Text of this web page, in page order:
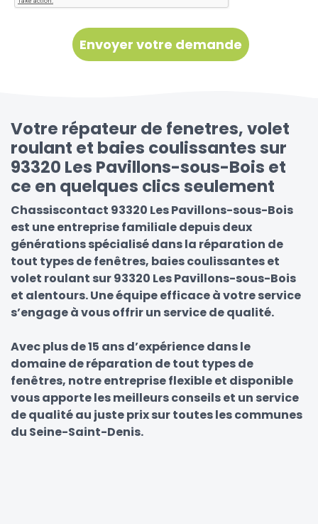
Votre répateur de fenetres, volet
roulant et baies coulissantes sur
93320 Les Pavillons-sous-Bois et
ce en quelques clics seulement
Chassiscontact 93320 Les Pavillons-sous-Bois
est une entreprise familiale depuis deux
générations spécialisé dans la réparation de
tout types de fenêtres, baies coulissantes et
volet roulant sur 93320 Les Pavillons-sous-Bois
et alentours. Une équipe efficace à votre service
s’engage à vous offrir un service de qualité.
Avec plus de 15 ans d’expérience dans le
domaine de réparation de tout types de
fenêtres, notre entreprise flexible et disponible
vous apporte les meilleurs conseils et un service
de qualité au juste prix sur toutes les communes
du Seine-Saint-Denis.